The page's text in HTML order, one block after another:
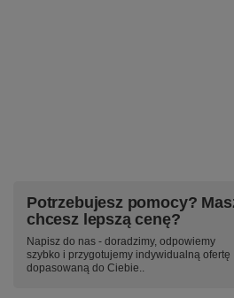
Potrzebujesz pomocy?
chcesz lepszą cenę?
Napisz do nas - doradzimy, odpowiemy
szybko i przygotujemy indywidualną ofertę
dopasowaną do Ciebie..